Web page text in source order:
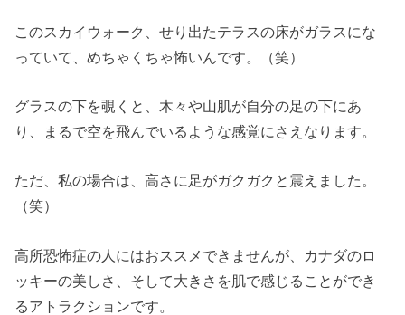
このスカイウォーク、せり出たテラスの床がガラスにな
っていて、めちゃくちゃ怖いんです。（笑）
グラスの下を覗くと、木々や山肌が自分の足の下にあ
り、まるで空を飛んでいるような感覚にさえなります。
ただ、私の場合は、高さに足がガクガクと震えました。
（笑）
高所恐怖症の人にはおススメできませんが、カナダのロ
ッキーの美しさ、そして大きさを肌で感じることができ
るアトラクションです。